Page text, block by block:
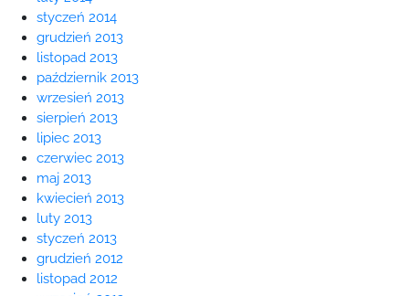
styczeń 2014
grudzień 2013
listopad 2013
październik 2013
wrzesień 2013
sierpień 2013
lipiec 2013
czerwiec 2013
maj 2013
kwiecień 2013
luty 2013
styczeń 2013
grudzień 2012
listopad 2012